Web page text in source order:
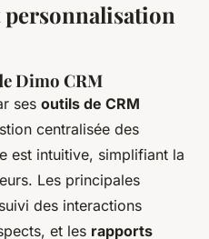
Dimo CRM
ses outils de CRM
centralisée des
est intuitive, simplifiant la
Les principales
des interactions
et les rapports